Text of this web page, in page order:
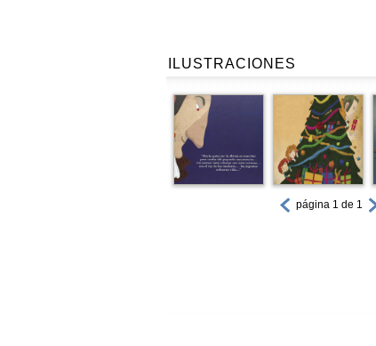
ILUSTRACIONES
página 1 de 1